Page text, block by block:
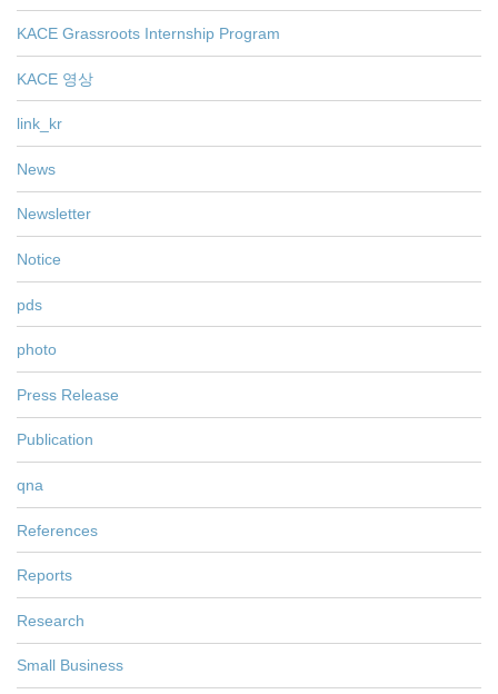
KACE Grassroots Internship Program
KACE 영상
link_kr
News
Newsletter
Notice
pds
photo
Press Release
Publication
qna
References
Reports
Research
Small Business